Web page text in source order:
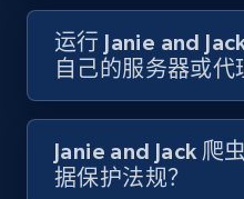
8.1K+ 716+
Youtube - Videos
运行 Janie and
自己的服务器或代
Janie and Jack 爬
据保护法规？